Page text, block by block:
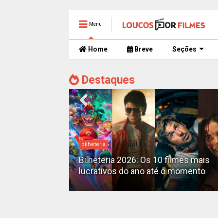
Menu
Home Breve Seções
Destaques
bilheteria
Bilheteria 2026: Os 10 filmes mais
lucrativos do ano até o momento